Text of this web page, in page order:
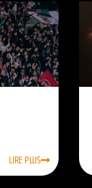
LIRE PLUS